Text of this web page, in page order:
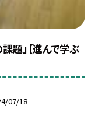
題」【進んで学ぶ
07/18